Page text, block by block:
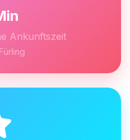
Ankunftszeit